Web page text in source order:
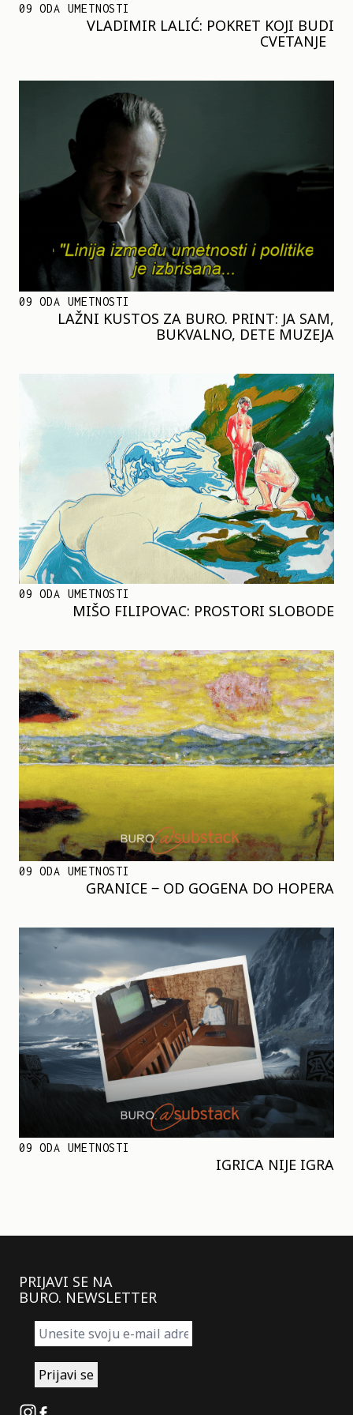
09 ODA UMETNOSTI
VLADIMIR LALIĆ: POKRET KOJI BUDI
CVETANJE
09 ODA UMETNOSTI
LAŽNI KUSTOS ZA BURO. PRINT: JA SAM,
BUKVALNO, DETE MUZEJA
09 ODA UMETNOSTI
MIŠO FILIPOVAC: PROSTORI SLOBODE
09 ODA UMETNOSTI
GRANICE ‒ OD GOGENA DO HOPERA
09 ODA UMETNOSTI
IGRICA NIJE IGRA
PRIJAVI SE NA
BURO. NEWSLETTER